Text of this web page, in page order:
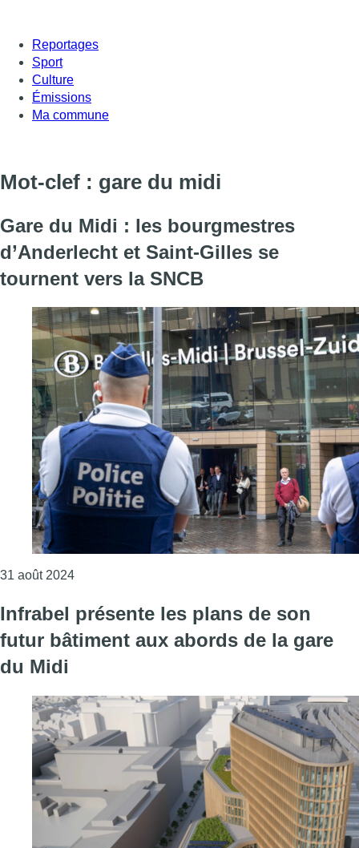
Reportages
Sport
Culture
Émissions
Ma commune
Mot-clef : gare du midi
Gare du Midi : les bourgmestres
d’Anderlecht et Saint-Gilles se
tournent vers la SNCB
31 août 2024Consulter l'article "Gare du Midi : les
Infrabel présente les plans de son
futur bâtiment aux abords de la gare
du Midi